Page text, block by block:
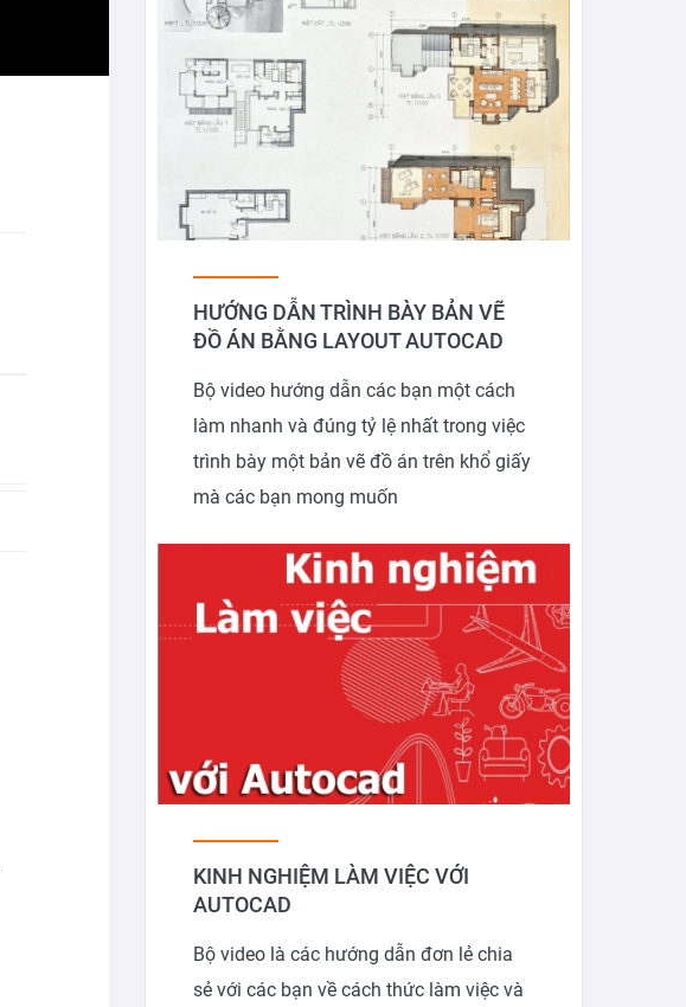
HƯỚNG DẪN TRÌNH BÀY BẢN VẼ
ĐỒ ÁN BẰNG LAYOUT AUTOCAD
Bộ video hướng dẫn các bạn một cách
làm nhanh và đúng tỷ lệ nhất trong việc
trình bày một bản vẽ đồ án trên khổ giấy
mà các bạn mong muốn
KINH NGHIỆM LÀM VIỆC VỚI
AUTOCAD
Bộ video là các hướng dẫn đơn lẻ chia
sẻ với các bạn về cách thức làm việc và